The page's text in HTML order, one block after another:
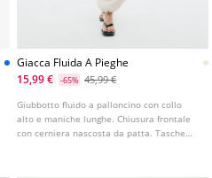
Giacca Fluida A Pieghe
15,99 €
-65% 45,99 €
Giubbotto fluido a palloncino con collo
alto e maniche lunghe. Chiusura frontale
con cerniera nascosta da patta. Tasche